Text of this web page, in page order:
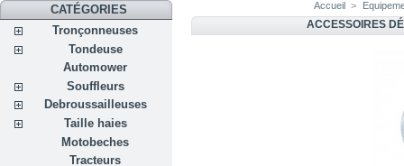
CATÉGORIES
Tronçonneuses
Tondeuse
Automower
Souffleurs
Debroussailleuses
Taille haies
Motobeches
Tracteurs
Accueil >
ACCESSOIRES